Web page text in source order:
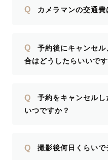
Q カメラマンの交通費
Q
予約後にキャンセ
合はどうしたらいいです
Q
予約をキャンセル
いつですか？
Q 撮影後何日くらいで